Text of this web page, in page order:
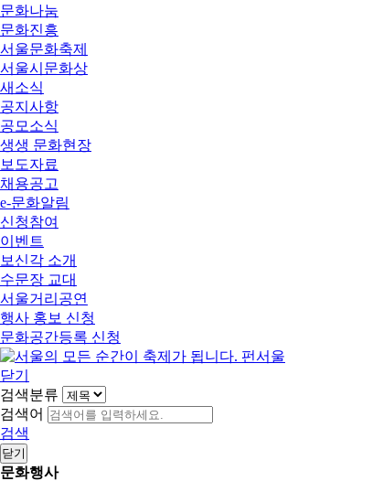
문화나눔
문화진흥
서울문화축제
서울시문화상
새소식
공지사항
공모소식
생생 문화현장
보도자료
채용공고
e-문화알림
신청참여
이벤트
보신각 소개
수문장 교대
서울거리공연
행사 홍보 신청
문화공간등록 신청
닫기
검색분류
검색어
검색
닫기
문화행사